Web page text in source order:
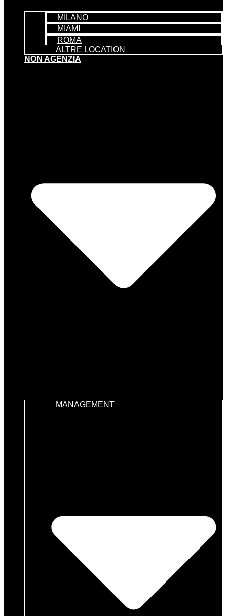
MILANO
MIAMI
ROMA
ALTRE LOCATION
NON AGENZIA
MANAGEMENT